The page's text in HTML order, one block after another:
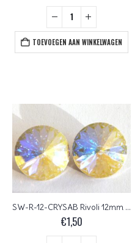
TOEVOEGEN AAN WINKELWAGEN
SW-R-12-CRYSAB Rivoli 12mm Crystal AB
€1,50